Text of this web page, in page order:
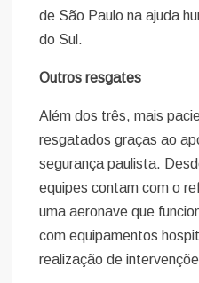
de São Paulo na ajuda
do Sul.
Outros resgates
Além dos três, mais
resgatados graças ao
segurança paulista.
equipes contam com o
uma aeronave que
com equipamentos
realização de